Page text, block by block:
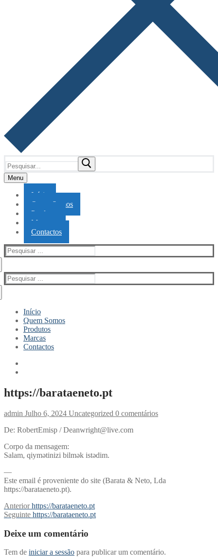
por:
Menu
Início
Quem Somos
Produtos
Marcas
Contactos
Pesquisar
por:
Pesquisar
por:
Início
Quem Somos
Produtos
Marcas
Contactos
https://barataeneto.pt
admin Julho 6, 2024 Uncategorized 0 comentários
De: RobertEmisp / Deanwright@live.com
Corpo da mensagem:
Salam, qiymətinizi bilmək istədim.
—
Este email é proveniente do site (Barata & Neto, Lda
https://barataeneto.pt).
Navegação
de
artigos
Anterior Previous
post:
https://barataeneto.pt
Seguinte Next
https://barataeneto.pt
Deixe um comentário
Tem de iniciar a sessão para publicar um comentário.